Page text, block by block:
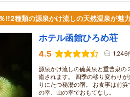
!!2種類の源泉かけ流しの天然温泉が魅
ホテル函館ひろめ荘
4.5 1,246
源泉かけ流しの硫黄泉と重曹泉の
癒されます。 四季の移り変わり
りにたつ秘湯の宿。 お食事は前
の幸、山の幸でおもてなし。